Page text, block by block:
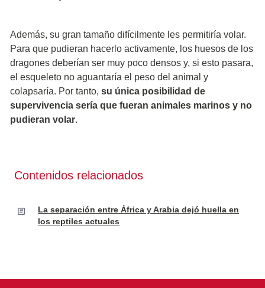
Además, su gran tamaño difícilmente les permitiría volar.
Para que pudieran hacerlo activamente, los huesos de los
dragones deberían ser muy poco densos y, si esto pasara,
el esqueleto no aguantaría el peso del animal y
colapsaría. Por tanto, su única posibilidad de
supervivencia sería que fueran animales marinos y no
pudieran volar.
Contenidos relacionados
La separación entre África y Arabia dejó huella en
los reptiles actuales